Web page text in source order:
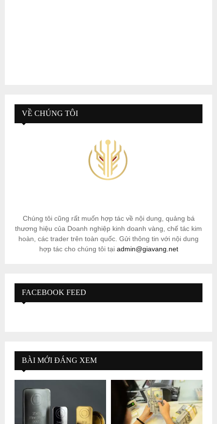
VỀ CHÚNG TÔI
Chúng tôi cũng rất muốn hợp tác về nội dung, quảng bá
thương hiệu của Doanh nghiệp kinh doanh vàng, chế tác kim
hoàn, các trader trên toàn quốc. Gửi thông tin với nội dung
hợp tác cho chúng tôi tại admin@giavang.net
FACEBOOK FEED
BÀI MỚI ĐÁNG XEM